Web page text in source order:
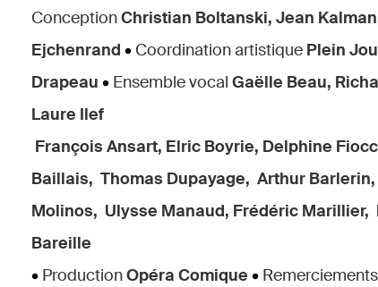
ConceptionChristian Boltanski, Jean
Ejchenrand • Coordination artistique Plein
Drapeau • Ensemble vocal Gaëlle Beau,
Laure Ilef
François Ansart, Elric Boyrie, Delphine
Baillais, Thomas Dupayage, Arthur
Molinos, Ulysse Manaud, Frédéric Marillier,
Bareille
• ProductionOpéra Comique •